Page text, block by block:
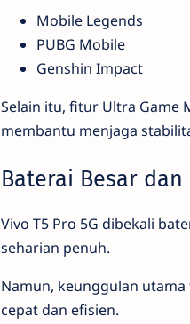
Mobile Legends
PUBG Mobile
Genshin Impact
Selain itu, fitur Ultra Game
membantu menjaga
Baterai Besar dan
Vivo T5 Pro 5G dibekali
seharian penuh.
Namun, keunggulan
cepat dan efisien.